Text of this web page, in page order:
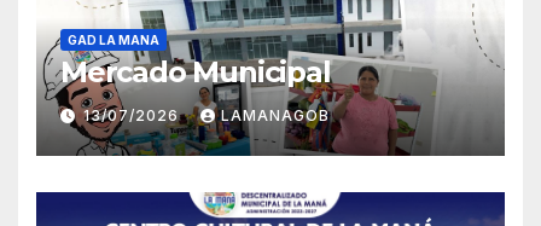
GAD LA MANA
Mercado Municipal
13/07/2026 LAMANAGOB